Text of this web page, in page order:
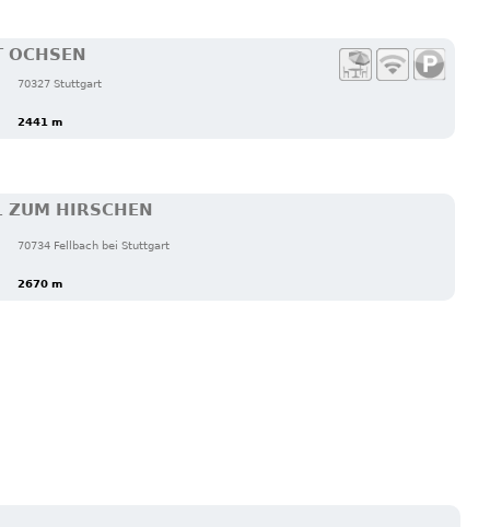
OCHSEN
70327 Stuttgart
2441 m
ZUM HIRSCHEN
70734 Fellbach bei Stuttgart
2670 m